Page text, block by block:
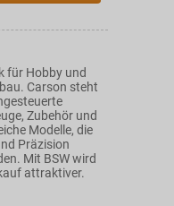
für Hobby und
Carson steht
Zubehör und
Modelle, die
Präzision
Mit BSW wird
attraktiver.